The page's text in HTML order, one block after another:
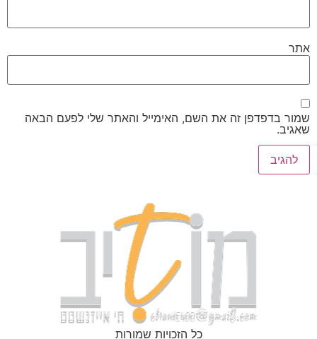
אתר
שמור בדפדפן זה את השם, האימייל והאתר שלי לפעם הבאה
שאגיב.
כל הזכויות שמורות